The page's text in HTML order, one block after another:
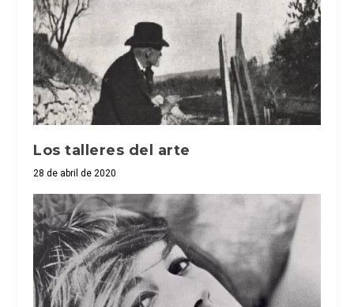
Los talleres del arte
28 de abril de 2020